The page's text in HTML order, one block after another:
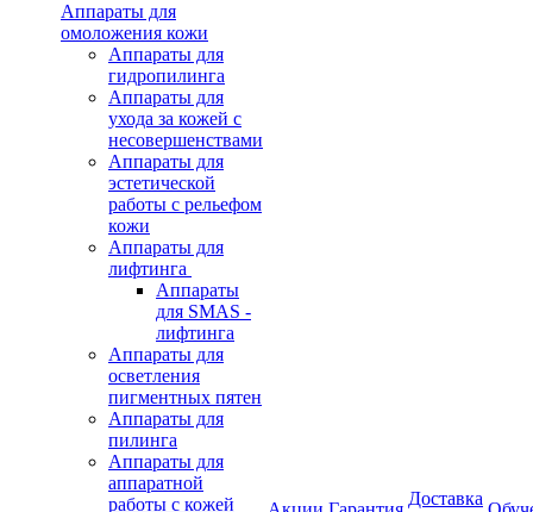
Аппараты для
омоложения кожи
Аппараты для
гидропилинга
Аппараты для
ухода за кожей с
несовершенствами
Аппараты для
эстетической
работы с рельефом
кожи
Аппараты для
лифтинга
Аппараты
для SMAS -
лифтинга
Аппараты для
осветления
пигментных пятен
Аппараты для
пилинга
Аппараты для
аппаратной
работы с кожей
Доставка